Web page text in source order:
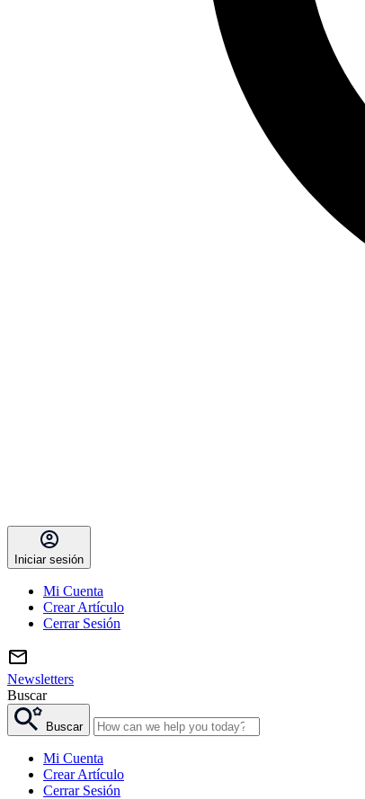
Iniciar sesión
Mi Cuenta
Crear Artículo
Cerrar Sesión
Newsletters
Buscar
Buscar
Mi Cuenta
Crear Artículo
Cerrar Sesión